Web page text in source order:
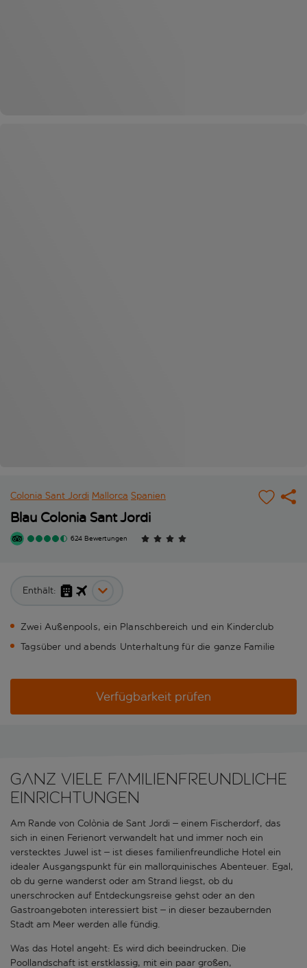
Colonia Sant Jordi Mallorca Spanien
Blau Colonia Sant Jordi
624 Bewertungen
Enthält:
Zwei Außenpools, ein Planschbereich und ein Kinderclub
Tagsüber und abends Unterhaltung für die ganze Familie
Verfügbarkeit prüfen
Ganz viele familienfreundliche
Einrichtungen
Am Rande von Colònia de Sant Jordi – einem Fischerdorf, das
sich in einen Ferienort verwandelt hat und immer noch ein
verstecktes Juwel ist – ist dieses familienfreundliche Hotel ein
idealer Ausgangspunkt für ein mallorquinisches Abenteuer. Egal,
ob du gerne wanderst oder am Strand liegst, ob du
unerschrocken auf Entdeckungsreise gehst oder an den
Gastroangeboten interessiert bist – in dieser bezaubernden
Stadt am Meer werden alle fündig.
Was das Hotel angeht: Es wird dich beeindrucken. Die
Poollandschaft ist erstklassig, mit ein paar großen,